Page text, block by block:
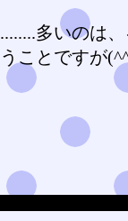
........多いのは
うことですが